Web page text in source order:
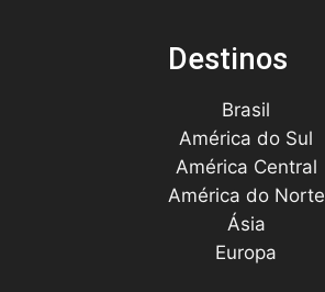
Destinos
Brasil
América do Sul
América Central
América do Norte
Ásia
Europa